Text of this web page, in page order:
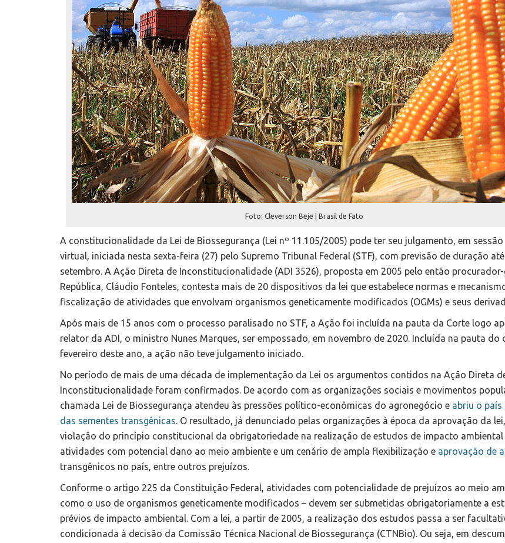
Foto: Cleverson Beje | Brasil de Fato
A constitucionalidade da Lei de Biossegurança (Lei nº 11.105/2005) pode ter seu julgamento, em sessão
virtual, iniciada nesta sexta-feira (27) pelo Supremo Tribunal Federal (STF), com previsão de duração
setembro. A Ação Direta de Inconstitucionalidade (ADI 3526), proposta em 2005 pelo então
República, Cláudio Fonteles, contesta mais de 20 dispositivos da lei que estabelece normas e
fiscalização de atividades que envolvam organismos geneticamente modificados (OGMs) e seus
Após mais de 15 anos com o processo paralisado no STF, a Ação foi incluída na pauta da Corte logo
relator da ADI, o ministro Nunes Marques, ser empossado, em novembro de 2020. Incluída na pauta do
fevereiro deste ano, a ação não teve julgamento iniciado.
No período de mais de uma década de implementação da Lei os argumentos contidos na Ação Direta
Inconstitucionalidade foram confirmados. De acordo com as organizações sociais e movimentos
chamada Lei de Biossegurança atendeu às pressões político-econômicas do agronegócio e abriu o
das sementes transgênicas. O resultado, já denunciado pelas organizações à época da aprovação da
violação do princípio constitucional da obrigatoriedade na realização de estudos de impacto ambiental
atividades com potencial dano ao meio ambiente e um cenário de ampla flexibilização e aprovação de
transgênicos no país, entre outros prejuízos.
Conforme o artigo 225 da Constituição Federal, atividades com potencialidade de prejuízos ao meio
como o uso de organismos geneticamente modificados – devem ser submetidas obrigatoriamente a
prévios de impacto ambiental. Com a lei, a partir de 2005, a realização dos estudos passa a ser
condicionada à decisão da Comissão Técnica Nacional de Biossegurança (CTNBio). Ou seja, em